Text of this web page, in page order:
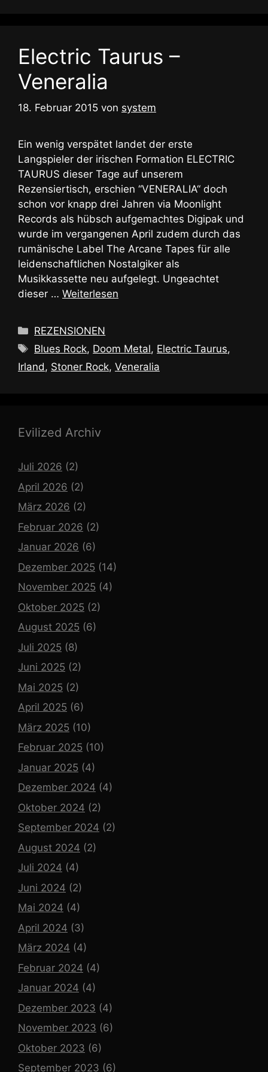
Electric Taurus –
Veneralia
18. Februar 2015 von system
Ein wenig verspätet landet der erste
Langspieler der irischen Formation ELECTRIC
TAURUS dieser Tage auf unserem
Rezensiertisch, erschien “VENERALIA“ doch
schon vor knapp drei Jahren via Moonlight
Records als hübsch aufgemachtes Digipak und
wurde im vergangenen April zudem durch das
rumänische Label The Arcane Tapes für alle
leidenschaftlichen Nostalgiker als
Musikkassette neu aufgelegt. Ungeachtet
dieser … Weiterlesen
Kategorien
REZENSIONEN
Schlagwörter
Blues Rock, Doom Metal, Electric Taurus,
Irland, Stoner Rock, Veneralia
Evilized Archiv
Juli 2026 (2)
April 2026 (2)
März 2026 (2)
Februar 2026 (2)
Januar 2026 (6)
Dezember 2025 (14)
November 2025 (4)
Oktober 2025 (2)
August 2025 (6)
Juli 2025 (8)
Juni 2025 (2)
Mai 2025 (2)
April 2025 (6)
März 2025 (10)
Februar 2025 (10)
Januar 2025 (4)
Dezember 2024 (4)
Oktober 2024 (2)
September 2024 (2)
August 2024 (2)
Juli 2024 (4)
Juni 2024 (2)
Mai 2024 (4)
April 2024 (3)
März 2024 (4)
Februar 2024 (4)
Januar 2024 (4)
Dezember 2023 (4)
November 2023 (6)
Oktober 2023 (6)
September 2023 (6)